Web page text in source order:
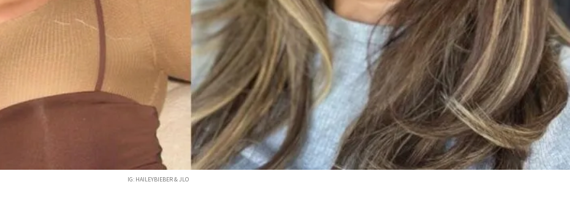
IG: HAILEYBIEBER & JLO